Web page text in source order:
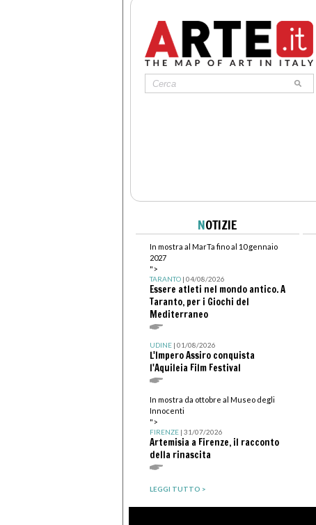
NOTIZIE
In mostra al MarTa fino al 10 gennaio
2027
">
TARANTO| 04/08/2026
Essere atleti nel mondo antico. A
Taranto, per i Giochi del
Mediterraneo
UDINE| 01/08/2026
L'Impero Assiro conquista
l'Aquileia Film Festival
In mostra da ottobre al Museo degli
Innocenti
">
FIRENZE| 31/07/2026
Artemisia a Firenze, il racconto
della rinascita
LEGGI TUTTO >